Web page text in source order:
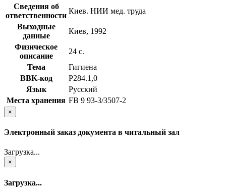
Сведения об
ответственности
Киев. НИИ мед. труда
Выходные
данные
Киев, 1992
Физическое
описание
24 с.
Тема
Гигиена
BBK-код
Р284.1,0
Язык
Русский
Места хранения FB 9 93-3/3507-2
×
Электронный заказ документа в читальный зал
Загрузка...
×
Загрузка...